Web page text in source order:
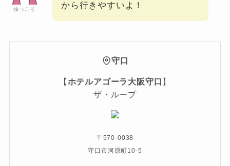
ゆっこす
から行きやすいよ！
守口
【 ホテルアゴーラ大阪守口 】
ザ・ループ
〒570-0038
守口市河原町10-5